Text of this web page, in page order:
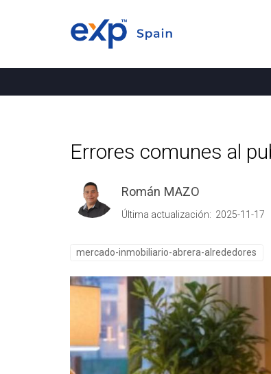
Errores comunes al
Román MAZO
Última actualización: 2025-11-17
mercado-inmobiliario-abrera-alrededores